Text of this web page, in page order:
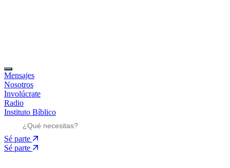
Mensajes
Nosotros
Involúcrate
Radio
Instituto Bíblico
Sé parte
Sé parte